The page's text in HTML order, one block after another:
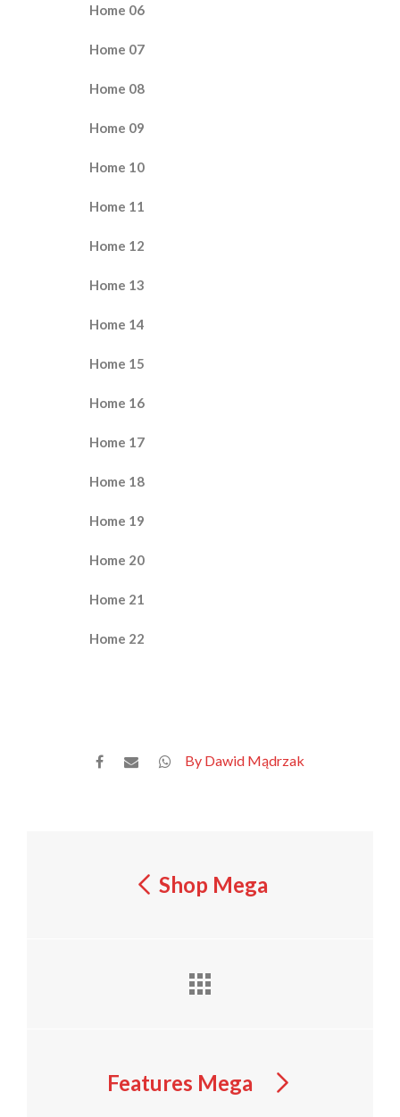
Home 06
Home 07
Home 08
Home 09
Home 10
Home 11
Home 12
Home 13
Home 14
Home 15
Home 16
Home 17
Home 18
Home 19
Home 20
Home 21
Home 22
By Dawid Mądrzak
Shop Mega
Features Mega